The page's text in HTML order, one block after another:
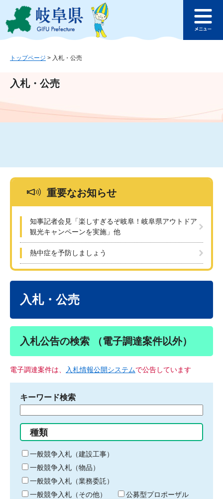
ジ
ュ
文
このページの本文へ
ュ
トップページ > 入札・公売
入札・公売
重要なお知らせ
知事記者会見「楽しすぎるぞ岐阜！岐阜県アウトドア
観光キャンペーンを実施」他
熱中症を予防しましょう
入札・公売
入札公告の検索 （電子調達案件以外）
電子調達案件は、 入札情報公開システムで公告しています
キーワード検索
る
キ
ー
ワ
ー
ド
種類
一般競争入札（建設工事）
一般競争入札（物品）
一般競争入札（業務委託）
一般競争入札（その他）
公募型プロポーザル